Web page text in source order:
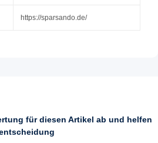
https://sparsando.de/
für diesen Artikel ab und helfen